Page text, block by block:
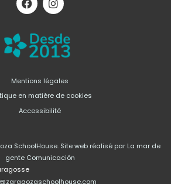
Mentions légales
en matière de cookies
Accessibilité
a
c
b
o
o
n
s
a
g
r
m
SchoolHouse. Site web réalisé par La mar de
gente Comunicación